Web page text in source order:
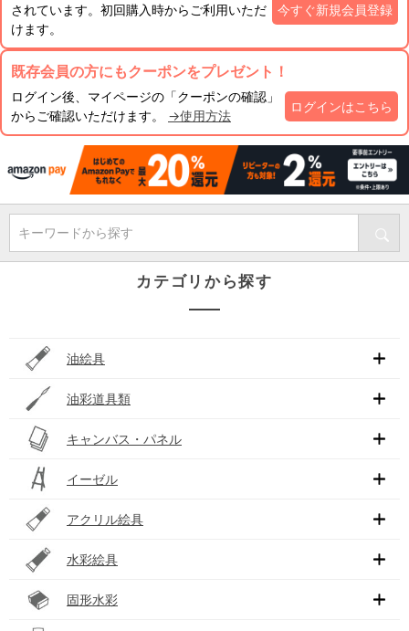
されています。初回購入時からご利用いただ
けます。
今すぐ新規会員登録
既存会員の方にもクーポンをプレゼント！
ログイン後、マイページの「クーポンの確認」
からご確認いただけます。 →使用方法
ログインはこちら
キーワードから探す
カテゴリから探す
油絵具
油彩道具類
キャンバス・パネル
イーゼル
アクリル絵具
水彩絵具
固形水彩